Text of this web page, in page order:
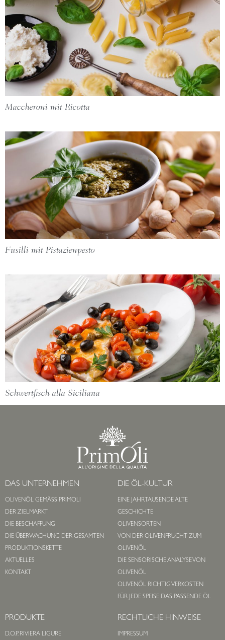
Maccheroni mit Ricotta
Fusilli mit Pistazienpesto
Schwertfisch alla Siciliana
DAS UNTERNEHMEN
OLIVENÖL GEMÄSS PRIMOLI
DER ZIELMARKT
DIE BESCHAFFUNG
DIE ÜBERWACHUNG DER GESAMTEN
PRODUKTIONSKETTE
AKTUELLES
KONTAKT
DIE ÖL-KULTUR
EINE JAHRTAUSENDE ALTE
GESCHICHTE
OLIVENSORTEN
VON DER OLIVENFRUCHT ZUM
OLIVENÖL
DIE SENSORISCHE ANALYSE VON
OLIVENÖL
OLIVENÖL RICHTIG VERKOSTEN
FÜR JEDE SPEISE DAS PASSENDE ÖL
PRODUKTE
D.O.P. RIVIERA LIGURE
RECHTLICHE HINWEISE
IMPRESSUM